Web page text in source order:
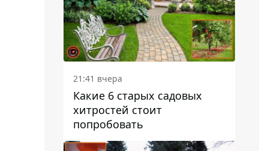
21:41 вчера
Какие 6 старых садовых
хитростей стоит
попробовать